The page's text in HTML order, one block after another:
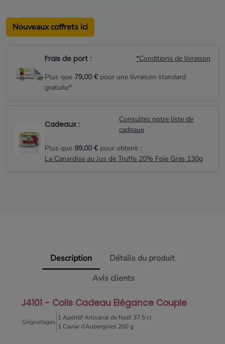
Nouveaux coffrets ici
Frais de port :
*Conditions de livraison
Plus que 79,00 €pour une livraison standard
gratuite*
Cadeaux :
Consultez notre liste de
cadeaux
Plus que 99,00 €pour obtenir :
La Canardise au Jus de Truffe 20% Foie Gras 130g
Description
Détails du produit
Avis clients
J4101 - Colis Cadeau Elégance Couple
Grignotages
1 Apéritif Artisanal de Noël 37.5 cl
1 Caviar d’Aubergines 200 g